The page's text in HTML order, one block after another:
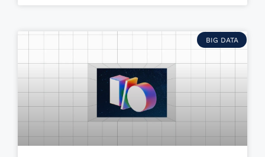
BIG DATA